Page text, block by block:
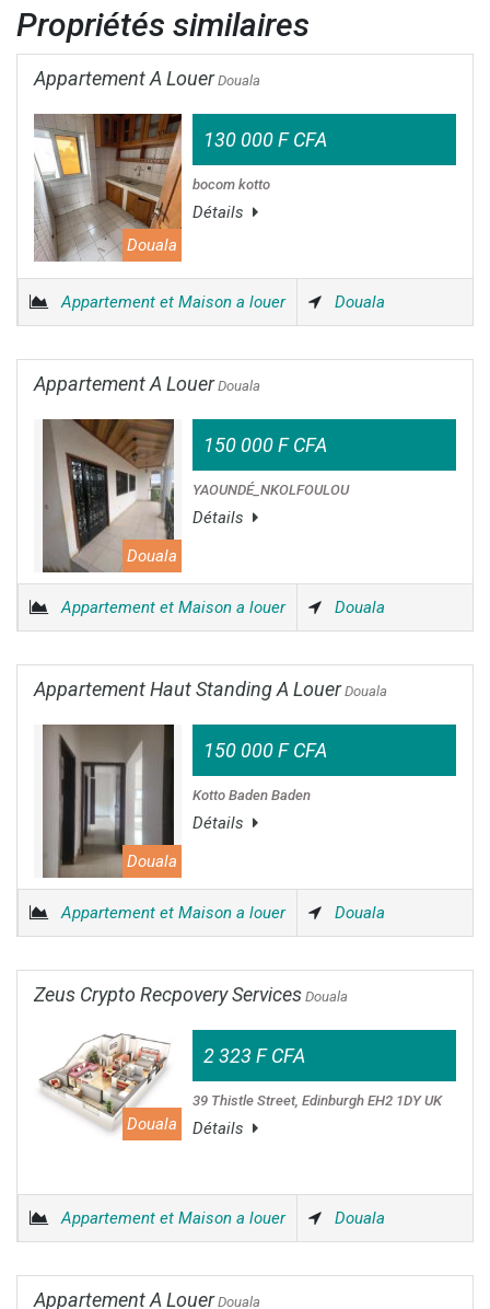
Propriétés similaires
Appartement A LouerDouala
Douala
130 000 F CFA
bocom kotto
Détails
Appartement et Maison a louer Douala
Appartement A LouerDouala
Douala
150 000 F CFA
YAOUNDÉ_NKOLFOULOU
Détails
Appartement et Maison a louer Douala
Appartement Haut Standing A LouerDouala
Douala
150 000 F CFA
Kotto Baden Baden
Détails
Appartement et Maison a louer Douala
Zeus Crypto Recpovery Services Douala
Douala
2 323 F CFA
39 Thistle Street, Edinburgh EH2 1DY UK
Détails
Appartement et Maison a louer Douala
Appartement A LouerDouala